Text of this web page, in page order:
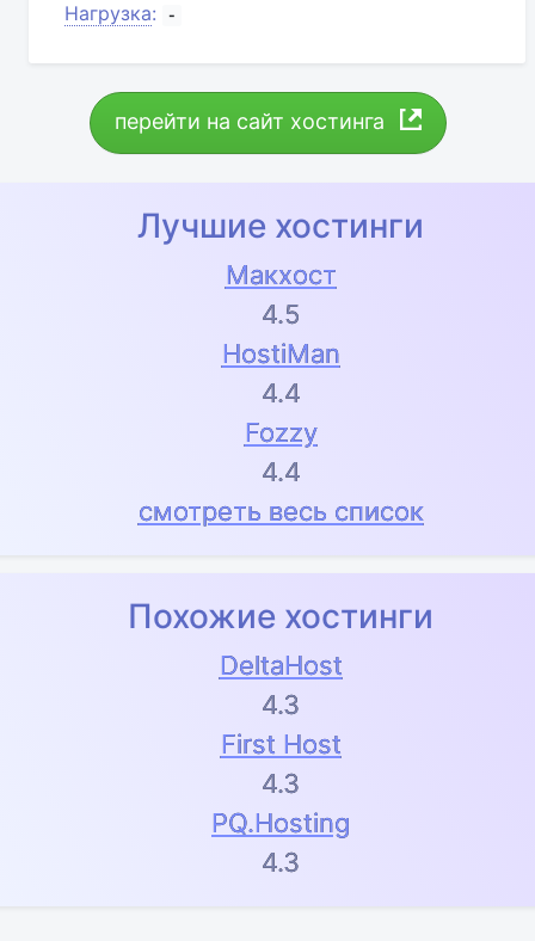
Нагрузка: -
перейти на сайт хостинга
Лучшие хостинги
Макхост
4.5
HostiMan
4.4
Fozzy
4.4
смотреть весь список
Похожие хостинги
DeltaHost
4.3
First Host
4.3
PQ.Hosting
4.3